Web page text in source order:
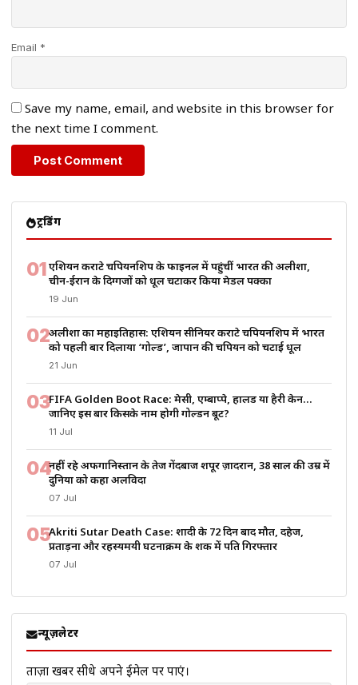
Email *
Save my name, email, and website in this browser for
the next time I comment.
ट्रेंडिंग
01एशियन कराटे चैंपियनशिप के फाइनल में पहुंचीं भारत की अलीशा,
चीन-ईरान के दिग्गजों को धूल चटाकर किया मेडल पक्का
19 Jun
02अलीशा का महाइतिहास: एशियन सीनियर कराटे चैंपियनशिप में भारत
को पहली बार दिलाया ‘गोल्ड’, जापान की चैंपियन को चटाई धूल
21 Jun
03FIFA Golden Boot Race: मेसी, एम्बाप्पे, हालैंड या हैरी केन…
जानिए इस बार किसके नाम होगी गोल्डन बूट?
11 Jul
04नहीं रहे अफगानिस्तान के तेज गेंदबाज शपूर ज़ादरान, 38 साल की उम्र में
दुनिया को कहा अलविदा
07 Jul
05Akriti Sutar Death Case: शादी के 72 दिन बाद मौत, दहेज,
प्रताड़ना और रहस्यमयी घटनाक्रम के शक में पति गिरफ्तार
07 Jul
न्यूज़लेटर
ताज़ा खबरें सीधे अपने ईमेल पर पाएं।